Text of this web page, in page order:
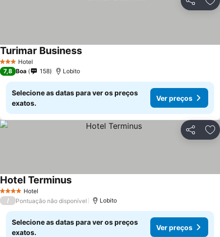
Partilhar
3 EstrelasHotel
Turimar BusinessVer preços
7,8 Boa 158 Lobito
Selecione as datas para ver os preços
exatos.
Ver preços
Partilhar
4 EstrelasHotel
Hotel TerminusVer preços
/ Pontuação não disponível Lobito
Selecione as datas para ver os preços
exatos.
Ver preços